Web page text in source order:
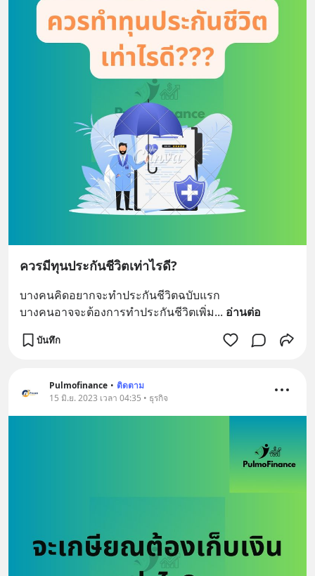
ควรมีทุนประกันชีวิตเท่าไรดี?
บางคนคิดอยากจะทำประกันชีวิตฉบับแรก
บางคนอาจจะต้องการทำประกันชีวิตเพิ่ม... อ่านต่อ
บันทึก
Pulmofinance • ติดตาม
15 มิ.ย. 2023 เวลา 04:35 • ธุรกิจ